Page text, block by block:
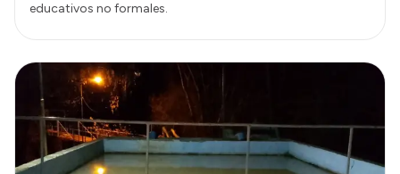
educativos no formales.